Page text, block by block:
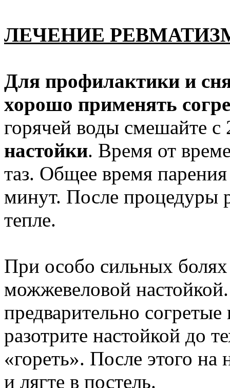
ЛЕЧЕНИЕ
Для профилактики и
хорошо применять
горячей воды смешайте с
настойки. Время от
таз. Общее время
минут. После процедуры
тепле.
При особо сильных
можжевеловой
предварительно
разотрите настойкой до
«гореть». После этого
и лягте в постель.